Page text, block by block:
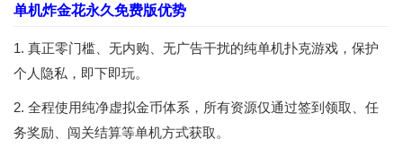
单机炸金花永久免费版优势
1. 真正零门槛、无内购、无广告干扰的纯单机扑克游戏，保护
个人隐私，即下即玩。
2. 全程使用纯净虚拟金币体系，所有资源仅通过签到领取、任
务奖励、闯关结算等单机方式获取。